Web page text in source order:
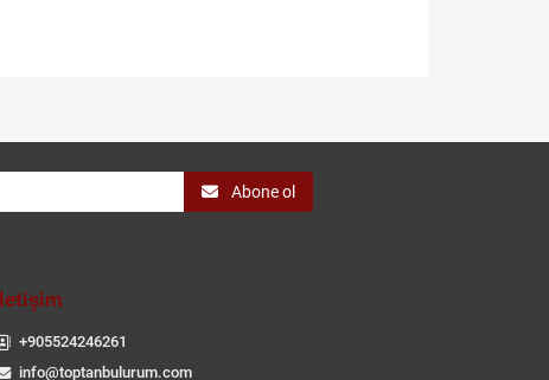
Abone ol
+905524246261
info@toptanbulurum.com